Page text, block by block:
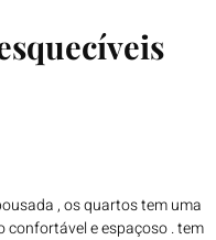
, os quartos tem uma
confortável e espaçoso . tem